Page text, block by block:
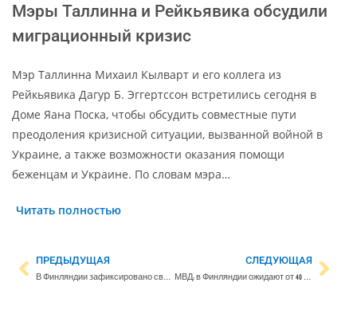
Мэры Таллинна и Рейкьявика обсудили
миграционный кризис
Мэр Таллинна Михаил Кылварт и его коллега из
Рейкьявика Дагур Б. Эггертссон встретились сегодня в
Доме Яана Поска, чтобы обсудить совместные пути
преодоления кризисной ситуации, вызванной войной в
Украине, а также возможности оказания помощи
беженцам и Украине. По словам мэра…
Читать полностью
ПРЕДЫДУЩАЯ
В Финляндии зафиксировано свыше 9000 новых случаев коронавируса, госпитализирована почти тысяча человек
СЛЕДУЮЩАЯ
МВД: в Финляндии ожидают от 40 до 80 тысяч украинских беженцев